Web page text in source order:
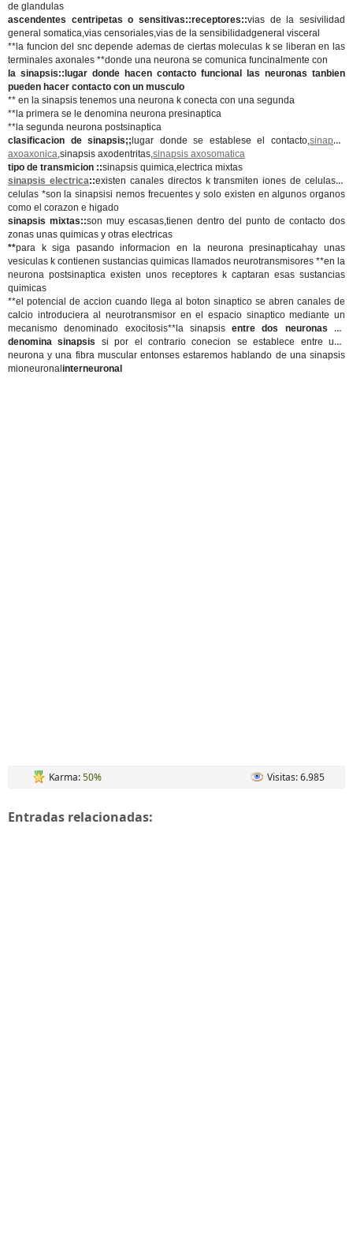
de glandulas
ascendentes centripetas o sensitivas::receptores::vias de la sesivilidad
general somatica,vias censoriales,vias de la sensibilidadgeneral visceral
**la funcion del snc depende ademas de ciertas moleculas k se liberan en las
terminales axonales **donde una neurona se comunica funcinalmente con
la sinapsis::lugar donde hacen contacto funcional las neuronas tanbien
pueden hacer contacto con un musculo
** en la sinapsis tenemos una neurona k conecta con una segunda
**la primera se le denomina neurona presinaptica
**la segunda neurona postsinaptica
clasificacion de sinapsis;; lugar donde se establese el contacto,sinapsis
axoaxonica,sinapsis axodentritas,sinapsis axosomatica
tipo de transmicion ::sinapsis quimica,electrica mixtas
sinapsis electrica::existen canales directos k transmiten iones de celulas a
celulas *son la sinapsisi nemos frecuentes y solo existen en algunos organos
como el corazon e higado
sinapsis mixtas::son muy escasas,tienen dentro del punto de contacto dos
zonas unas quimicas y otras electricas
**para k siga pasando informacion en la neurona presinapticahay unas
vesiculas k contienen sustancias quimicas llamados neurotransmisores **en la
neurona postsinaptica existen unos receptores k captaran esas sustancias
quimicas
**el potencial de accion cuando llega al boton sinaptico se abren canales de
calcio introduciera al neurotransmisor en el espacio sinaptico mediante un
mecanismo denominado exocitosis**la sinapsisentre dos neuronas se
denomina sinapsis si por el contrario conecion se establece entre una
neurona y una fibra muscular entonses estaremos hablando de una sinapsis
mioneuronal interneuronal
Karma:50% Visitas: 6.985
Entradas relacionadas: